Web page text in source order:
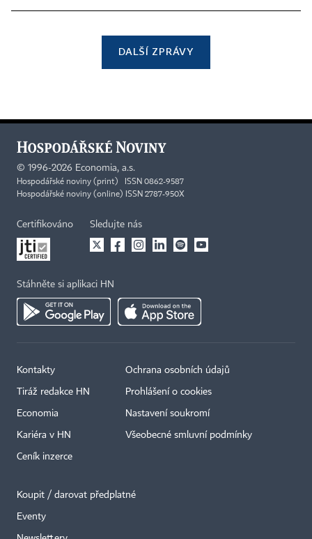
DALŠÍ ZPRÁVY
© 1996-2026 Economia, a.s.
Hospodářské noviny (print) ISSN 0862-9587
Hospodářské noviny (online) ISSN 2787-950X
Certifikováno Sledujte nás
Stáhněte si aplikaci HN
Kontakty
Tiráž redakce HN
Economia
Kariéra v HN
Ceník inzerce
Ochrana osobních údajů
Prohlášení o cookies
Nastavení soukromí
Všeobecné smluvní podmínky
Koupit / darovat předplatné
Eventy